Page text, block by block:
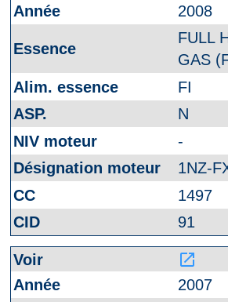
2008
FULL
GAS
FI
N
-
1NZ-
1497
91
launch
2007